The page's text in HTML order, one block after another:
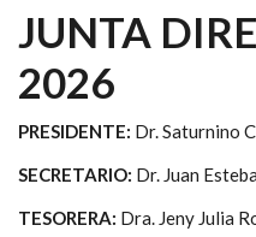
JUNTA
2026
PRESIDENTE: Dr. Saturnino
SECRETARIO: Dr. Juan
TESORERA: Dra. Jeny Julia